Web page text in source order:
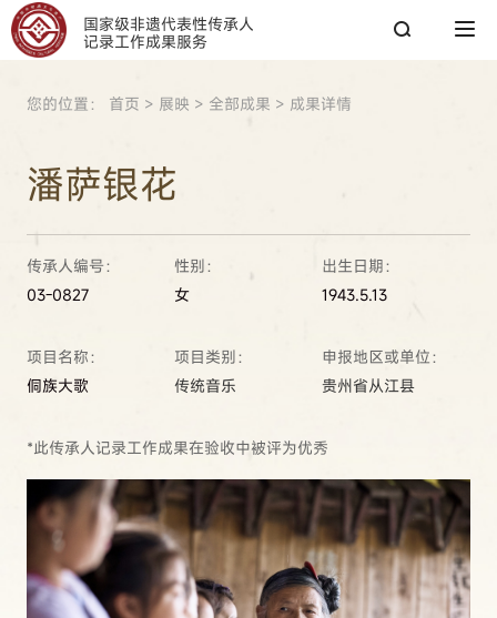
国家级非遗代表性传承人
记录工作成果服务
您的位置： 首页 > 展映 > 全部成果 > 成果详情
潘萨银花
传承人编号：
03-0827
性别：
女
出生日期：
1943.5.13
项目名称：
侗族大歌
项目类别：
传统音乐
申报地区或单位：
贵州省从江县
*此传承人记录工作成果在验收中被评为优秀
热搜关键词： 国家图书馆 非遗工作